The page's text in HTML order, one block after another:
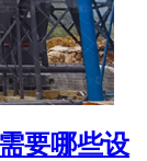
要哪些设